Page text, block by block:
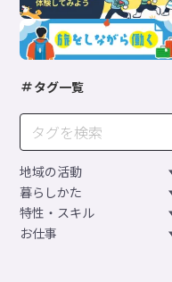
タグ一覧
地域の活動
暮らしかた
特性・スキル
お仕事